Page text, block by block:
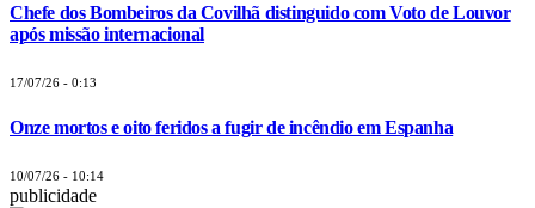
Chefe dos Bombeiros da Covilhã distinguido com Voto de Louvor
após missão internacional
17/07/26 - 0:13
Onze mortos e oito feridos a fugir de incêndio em Espanha
10/07/26 - 10:14
publicidade